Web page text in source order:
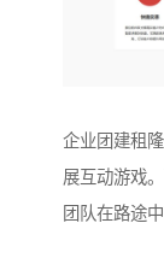
企业团建租
展互动游戏
团队在路途